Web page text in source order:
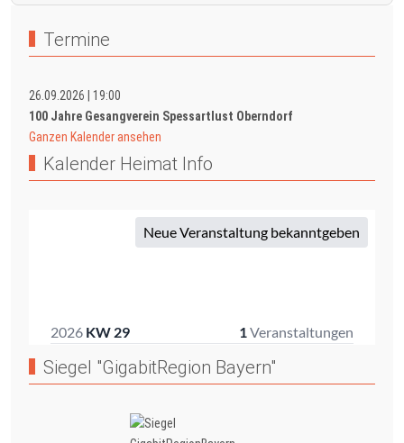
Termine
26.09.2026
19:00
100 Jahre Gesangverein Spessartlust Oberndorf
Ganzen Kalender ansehen
Kalender Heimat Info
Siegel "GigabitRegion Bayern"